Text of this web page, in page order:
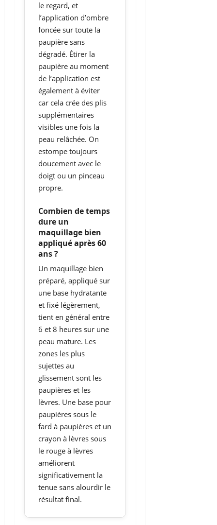
le regard, et
l’application d’ombre
foncée sur toute la
paupière sans
dégradé. Étirer la
paupière au moment
de l’application est
également à éviter
car cela crée des plis
supplémentaires
visibles une fois la
peau relâchée. On
estompe toujours
doucement avec le
doigt ou un pinceau
propre.
Combien de temps
dure un
maquillage bien
appliqué après 60
ans ?
Un maquillage bien
préparé, appliqué sur
une base hydratante
et fixé légèrement,
tient en général entre
6 et 8 heures sur une
peau mature. Les
zones les plus
sujettes au
glissement sont les
paupières et les
lèvres. Une base pour
paupières sous le
fard à paupières et un
crayon à lèvres sous
le rouge à lèvres
améliorent
significativement la
tenue sans alourdir le
résultat final.